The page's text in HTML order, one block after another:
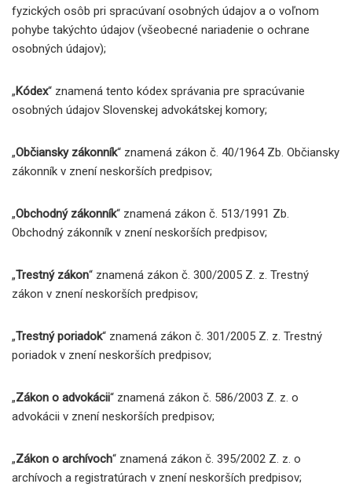
fyzických osôb pri spracúvaní osobných údajov a o voľnom
pohybe takýchto údajov (všeobecné nariadenie o ochrane
osobných údajov);
„Kódex“ znamená tento kódex správania pre spracúvanie
osobných údajov Slovenskej advokátskej komory;
„Občiansky zákonník“ znamená zákon č. 40/1964 Zb. Občiansky
zákonník v znení neskorších predpisov;
„Obchodný zákonník“ znamená zákon č. 513/1991 Zb.
Obchodný zákonník v znení neskorších predpisov;
„Trestný zákon“ znamená zákon č. 300/2005 Z. z. Trestný
zákon v znení neskorších predpisov;
„Trestný poriadok“ znamená zákon č. 301/2005 Z. z. Trestný
poriadok v znení neskorších predpisov;
„Zákon o advokácii“ znamená zákon č. 586/2003 Z. z. o
advokácii v znení neskorších predpisov;
„Zákon o archívoch“ znamená zákon č. 395/2002 Z. z. o
archívoch a registratúrach v znení neskorších predpisov;